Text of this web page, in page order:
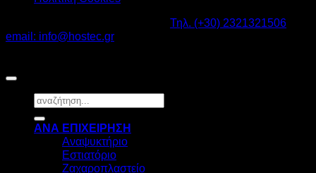
Τηλ. (+30) 2321321506
email: info@hostec.gr
Αναζήτηση
για:
ΑΝΑ ΕΠΙΧΕΙΡΗΣΗ
Αναψυκτήριο
Εστιατόριο
Ζαχαροπλαστείο